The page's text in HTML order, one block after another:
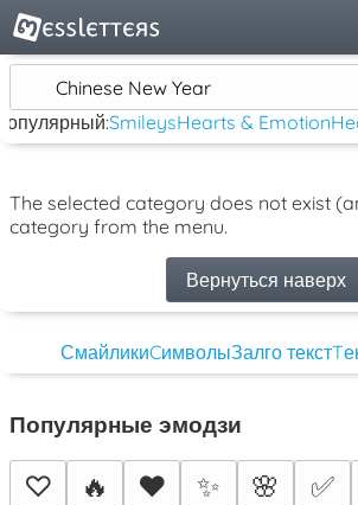
Chinese New Year
SmileysHearts & Emotion
The selected category does not exist
category from the menu.
Вернуться наверх
СмайликиCимволыЗалго текст
Популярные эмодзи
♡ 🔥 ❤️ ✨ 🌸 ✅